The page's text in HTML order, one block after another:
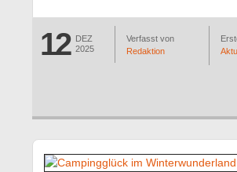
12
DEZ
2025
Verfasst von
Redaktion